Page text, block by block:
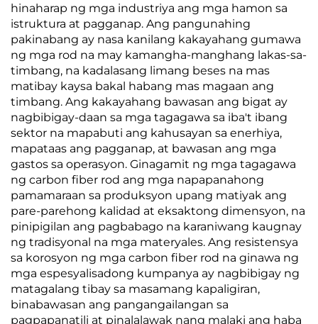
hinaharap ng mga industriya ang mga hamon sa
istruktura at pagganap. Ang pangunahing
pakinabang ay nasa kanilang kakayahang gumawa
ng mga rod na may kamangha-manghang lakas-sa-
timbang, na kadalasang limang beses na mas
matibay kaysa bakal habang mas magaan ang
timbang. Ang kakayahang bawasan ang bigat ay
nagbibigay-daan sa mga tagagawa sa iba't ibang
sektor na mapabuti ang kahusayan sa enerhiya,
mapataas ang pagganap, at bawasan ang mga
gastos sa operasyon. Ginagamit ng mga tagagawa
ng carbon fiber rod ang mga napapanahong
pamamaraan sa produksyon upang matiyak ang
pare-parehong kalidad at eksaktong dimensyon, na
pinipigilan ang pagbabago na karaniwang kaugnay
ng tradisyonal na mga materyales. Ang resistensya
sa korosyon ng mga carbon fiber rod na ginawa ng
mga espesyalisadong kumpanya ay nagbibigay ng
matagalang tibay sa masamang kapaligiran,
binabawasan ang pangangailangan sa
pagpapanatili at pinalalawak nang malaki ang haba